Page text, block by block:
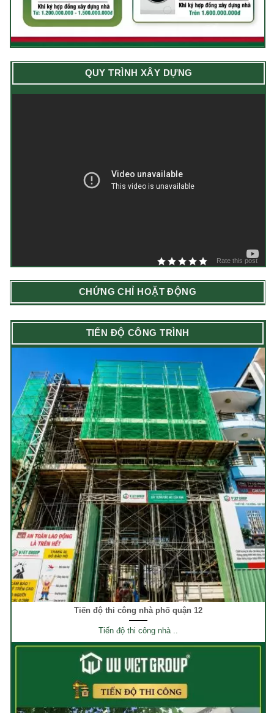
QUY TRÌNH XÂY DỰNG
Rate this post
CHỨNG CHỈ HOẶT ĐỘNG
TIẾN ĐỘ CÔNG TRÌNH
Tiến độ thi công nhà phố quận 12
Tiến độ thi công nhà ..